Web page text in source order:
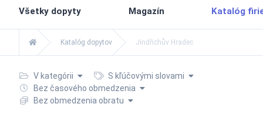
Všetky dopyty Magazín Katalóg
Katalóg dopytov Jindřichův Hradec
V kategórii
S kľúčovými slovami
Bez časového obmedzenia
Bez obmedzenia obratu